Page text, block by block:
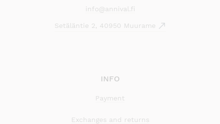
info@annival.fi
Setäläntie 2, 40950 Muurame
INFO
Payment
Exchanges and returns